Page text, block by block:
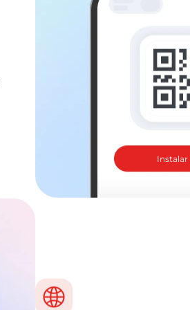
Instalar